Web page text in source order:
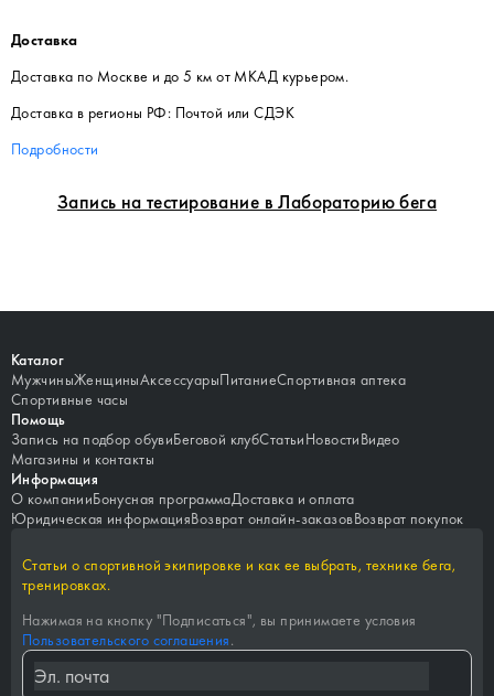
Запись на тестирование в Лабораторию бега
Доставка
Доставка по Москве и до 5 км от МКАД курьером.
Доставка в регионы РФ: Почтой или СДЭК
Подробности
Каталог
МужчиныЖенщиныАксессуарыПитаниеСпортивная аптека
Спортивные часы
Помощь
Запись на подбор обувиБеговой клубСтатьиНовостиВидео
Магазины и контакты
Информация
О компанииБонусная программаДоставка и оплата
Юридическая информацияВозврат онлайн-заказовВозврат покупок
Статьи о спортивной экипировке и как ее выбрать, технике бега,
тренировках.
Нажимая на кнопку "Подписаться", вы принимаете условия
Пользовательского соглашения.